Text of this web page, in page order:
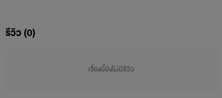
รีวิว (0)
เรื่องนี้ยังไม่มีรีวิว